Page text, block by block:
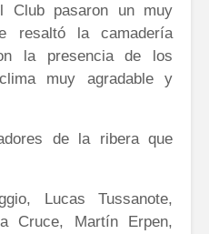
Club pasaron un muy
resaltó la camadería
la presencia de los
muy agradable y
de la ribera que
Lucas Tussanote,
Cruce, Martín Erpen,